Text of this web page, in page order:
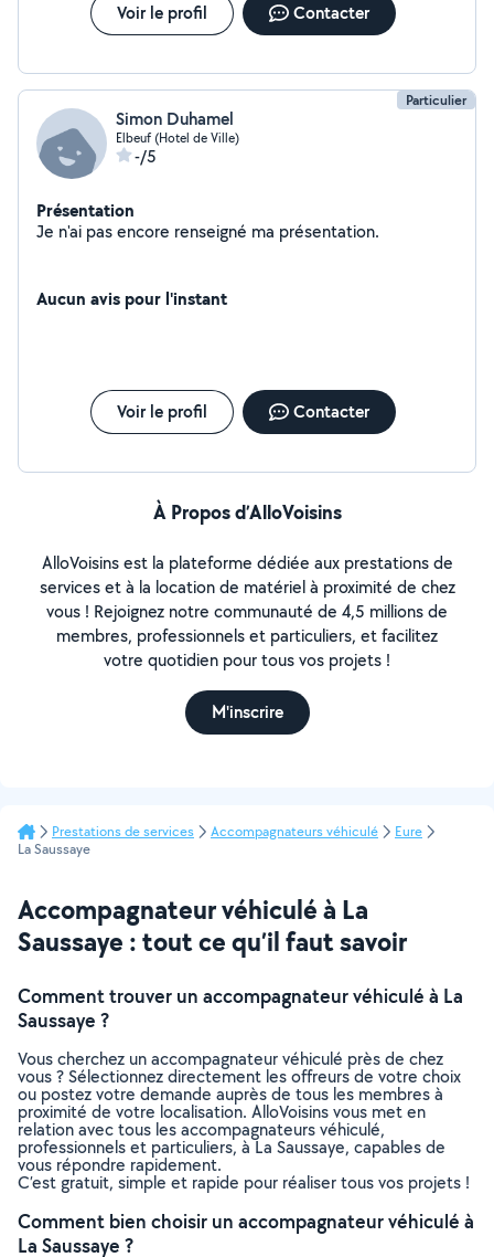
Voir le profil Contacter
Particulier
Simon Duhamel
Elbeuf (Hotel de Ville)
-/5
Présentation
Je n'ai pas encore renseigné ma présentation.
Aucun avis pour l'instant
Voir le profil Contacter
À Propos d’AlloVoisins
AlloVoisins est la plateforme dédiée aux prestations de
services et à la location de matériel à proximité de chez
vous ! Rejoignez notre communauté de 4,5 millions de
membres, professionnels et particuliers, et facilitez
votre quotidien pour tous vos projets !
M'inscrire
Prestations de services Accompagnateurs véhiculé
Eure
La Saussaye
Accompagnateur véhiculé à La
Saussaye : tout ce qu’il faut savoir
Comment trouver un accompagnateur véhiculé à La
Saussaye ?
Vous cherchez un accompagnateur véhiculé près de chez
vous ? Sélectionnez directement les offreurs de votre choix
ou postez votre demande auprès de tous les membres à
proximité de votre localisation. AlloVoisins vous met en
relation avec tous les accompagnateurs véhiculé,
professionnels et particuliers, à La Saussaye, capables de
vous répondre rapidement.
C’est gratuit, simple et rapide pour réaliser tous vos projets !
Comment bien choisir un accompagnateur véhiculé à
La Saussaye ?